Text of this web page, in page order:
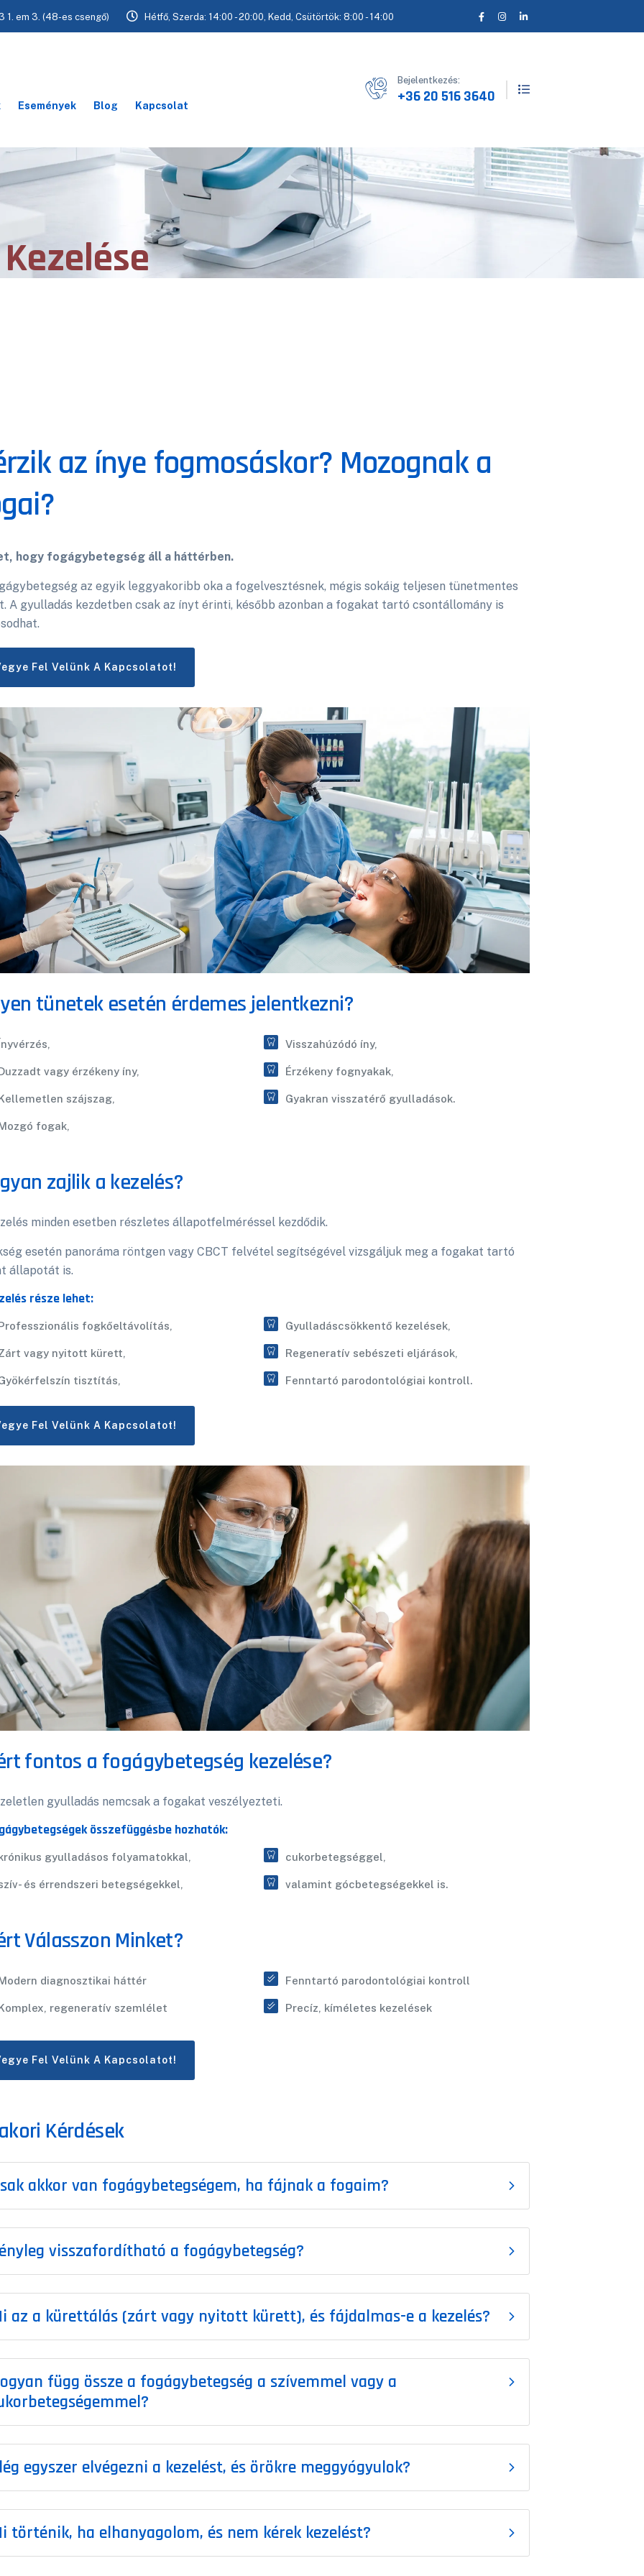
1. em 3. (48-es csengő) Hétfő, Szerda: 14:00 - 20:00, Kedd, Csütörtök: 8:00 - 14:00
Események Blog Kapcsolat
Bejelentkezés:
+36 20 516 3640
az ínye fogmosáskor? Mozognak a
hogy fogágybetegség áll a háttérben.
az egyik leggyakoribb oka a fogelvesztésnek, mégis sokáig teljesen tünetmentes
A gyulladás kezdetben csak az ínyt érinti, később azonban a fogakat tartó csontállomány is
Fel Velünk A Kapcsolatot!
tünetek esetén érdemes jelentkezni?
vagy érzékeny íny,
szájszag,
fogak,
Visszahúzódó íny,
Érzékeny fognyakak,
Gyakran visszatérő gyulladások.
zajlik a kezelés?
minden esetben részletes állapotfelméréssel kezdődik.
esetén panoráma röntgen vagy CBCT felvétel segítségével vizsgáljuk meg a fogakat tartó
állapotát is.
része lehet:
fogkőeltávolítás,
vagy nyitott kürett,
tisztítás,
Gyulladáscsökkentő kezelések,
Regeneratív sebészeti eljárások,
Fenntartó parodontológiai kontroll.
Fel Velünk A Kapcsolatot!
fontos a fogágybetegség kezelése?
gyulladás nemcsak a fogakat veszélyezteti.
összefüggésbe hozhatók:
gyulladásos folyamatokkal,
és érrendszeri betegségekkel,
cukorbetegséggel,
valamint gócbetegségekkel is.
Válasszon Minket?
diagnosztikai háttér
regeneratív szemlélet
Fenntartó parodontológiai kontroll
Precíz, kíméletes kezelések
Fel Velünk A Kapcsolatot!
Kérdések
akkor van fogágybetegségem, ha fájnak a fogaim?
visszafordítható a fogágybetegség?
az a kürettálás (zárt vagy nyitott kürett), és fájdalmas-e a kezelés?
függ össze a fogágybetegség a szívemmel vagy a
egyszer elvégezni a kezelést, és örökre meggyógyulok?
történik, ha elhanyagolom, és nem kérek kezelést?